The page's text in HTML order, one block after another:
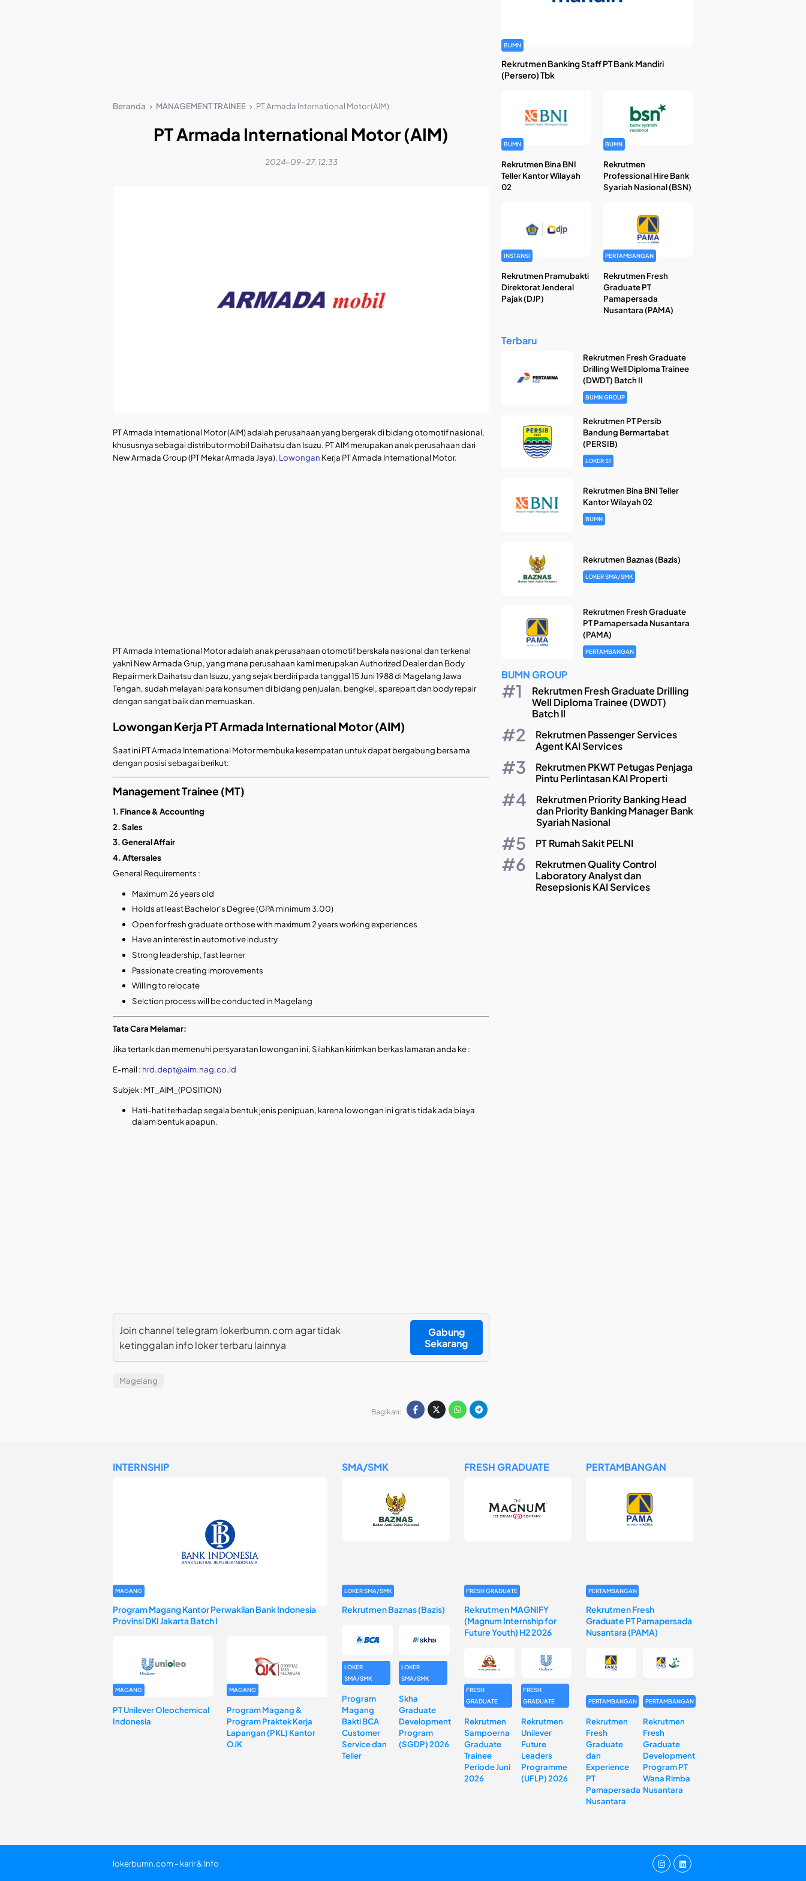
Beranda MANAGEMENT TRAINEE PT Armada International Motor (AIM)
PT Armada International Motor (AIM)
2024-09-27, 12:33
PT Armada International Motor (AIM) adalah perusahaan yang bergerak di bidang otomotif nasional,
khususnya sebagai distributor mobil Daihatsu dan Isuzu. PT AIM merupakan anak perusahaan dari
New Armada Group (PT Mekar Armada Jaya). Lowongan Kerja PT Armada International Motor.
PT Armada International Motor adalah anak perusahaan otomotif berskala nasional dan terkenal
yakni New Armada Grup, yang mana perusahaan kami merupakan Authorized Dealer dan Body
Repair merk Daihatsu dan Isuzu, yang sejak berdiri pada tanggal 15 Juni 1988 di Magelang Jawa
Tengah, sudah melayani para konsumen di bidang penjualan, bengkel, sparepart dan body repair
dengan sangat baik dan memuaskan.
Lowongan Kerja PT Armada International Motor (AIM)
Saat ini PT Armada International Motor membuka kesempatan untuk dapat bergabung bersama
dengan posisi sebagai berikut:
Management Trainee (MT)
1. Finance & Accounting
2. Sales
3. General Affair
4. Aftersales
General Requirements :
Maximum 26 years old
Holds at least Bachelor’s Degree (GPA minimum 3.00)
Open for fresh graduate or those with maximum 2 years working experiences
Have an interest in automotive industry
Strong leadership, fast learner
Passionate creating improvements
Willing to relocate
Selction process will be conducted in Magelang
Tata Cara Melamar:
Jika tertarik dan memenuhi persyaratan lowongan ini, Silahkan kirimkan berkas lamaran anda ke :
E-mail : hrd.dept@aim.nag.co.id
Subjek : MT_AIM_(POSITION)
Hati-hati terhadap segala bentuk jenis penipuan, karena lowongan ini gratis tidak ada biaya
dalam bentuk apapun.
Join channel telegram lokerbumn.com agar tidak
ketinggalan info loker terbaru lainnya
Gabung
Sekarang
Magelang
Bagikan:
BUMN
Rekrutmen Banking Staff PT Bank Mandiri
(Persero) Tbk
BUMN
Rekrutmen Bina BNI
Teller Kantor Wilayah
02
BUMN
Rekrutmen
Professional Hire Bank
Syariah Nasional (BSN)
INSTANSI
Rekrutmen Pramubakti
Direktorat Jenderal
Pajak (DJP)
PERTAMBANGAN
Rekrutmen Fresh
Graduate PT
Pamapersada
Nusantara (PAMA)
Terbaru
Rekrutmen Fresh Graduate
Drilling Well Diploma Trainee
(DWDT) Batch II
BUMN GROUP
Rekrutmen PT Persib
Bandung Bermartabat
(PERSIB)
LOKER S1
Rekrutmen Bina BNI Teller
Kantor Wilayah 02
BUMN
Rekrutmen Baznas (Bazis)
LOKER SMA/SMK
Rekrutmen Fresh Graduate
PT Pamapersada Nusantara
(PAMA)
PERTAMBANGAN
BUMN GROUP
Rekrutmen Fresh Graduate Drilling
Well Diploma Trainee (DWDT)
Batch II
Rekrutmen Passenger Services
Agent KAI Services
Rekrutmen PKWT Petugas Penjaga
Pintu Perlintasan KAI Properti
Rekrutmen Priority Banking Head
dan Priority Banking Manager Bank
Syariah Nasional
PT Rumah Sakit PELNI
Rekrutmen Quality Control
Laboratory Analyst dan
Resepsionis KAI Services
INTERNSHIP
MAGANG
Program Magang Kantor Perwakilan Bank Indonesia
Provinsi DKI Jakarta Batch I
MAGANG
PT Unilever Oleochemical
Indonesia
MAGANG
Program Magang &
Program Praktek Kerja
Lapangan (PKL) Kantor
OJK
SMA/SMK
LOKER SMA/SMK
Rekrutmen Baznas (Bazis)
LOKER
SMA/SMK
Program
Magang
Bakti BCA
Customer
Service dan
Teller
LOKER
SMA/SMK
Skha
Graduate
Development
Program
(SGDP) 2026
FRESH GRADUATE
FRESH GRADUATE
Rekrutmen MAGNIFY
(Magnum Internship for
Future Youth) H2 2026
FRESH
GRADUATE
Rekrutmen
Sampoerna
Graduate
Trainee
Periode Juni
2026
FRESH
GRADUATE
Rekrutmen
Unilever
Future
Leaders
Programme
(UFLP) 2026
PERTAMBANGAN
PERTAMBANGAN
Rekrutmen Fresh
Graduate PT Pamapersada
Nusantara (PAMA)
PERTAMBANGAN
Rekrutmen
Fresh
Graduate
dan
Experience
PT
Pamapersada
Nusantara
PERTAMBANGAN
Rekrutmen
Fresh
Graduate
Development
Program PT
Wana Rimba
Nusantara
lokerbumn.com - karir & Info